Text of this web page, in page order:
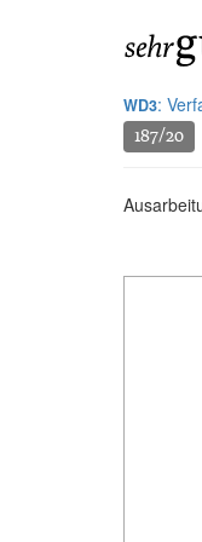
WD3:
187/20